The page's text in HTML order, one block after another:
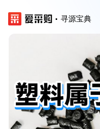
寻源宝典